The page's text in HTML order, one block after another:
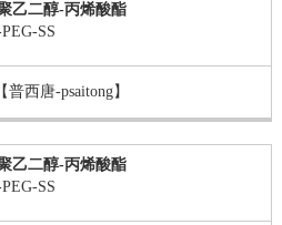
乙二醇-丙烯酸酯
SS
【普西唐-psaitong】
乙二醇-丙烯酸酯
SS